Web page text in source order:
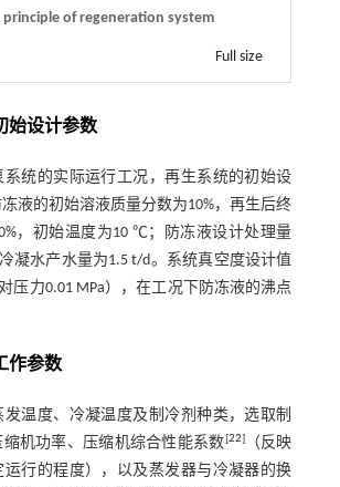
principle of regeneration system
Full size
始设计参数
系统的实际运行工况，再生系统的初始设
液的初始溶液质量分数为10%，再生后终
，初始温度为10 ℃；防冻液设计处理量
凝水产水量为1.5 t/d。系统真空度设计值
压力0.01 MPa），在工况下防冻液的沸点
作参数
发温度、冷凝温度及制冷剂种类，选取制
机功率、压缩机综合性能系数[22]（反映
运行的程度），以及蒸发器与冷凝器的换